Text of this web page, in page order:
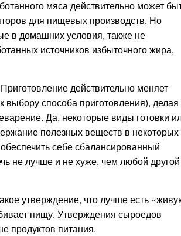
мяса действительно может
для пищевых производств. Но
в домашних условия, также не
источников избыточного жира,
действительно меняет
способа приготовления), делая
Да, некоторые виды готовки
полезных веществ в некоторых
себе сбалансированный
не лучше и не хуже, чем любой другой
утверждение, что лучше есть
пищу. Утверждения сыроедов
продуктов питания.